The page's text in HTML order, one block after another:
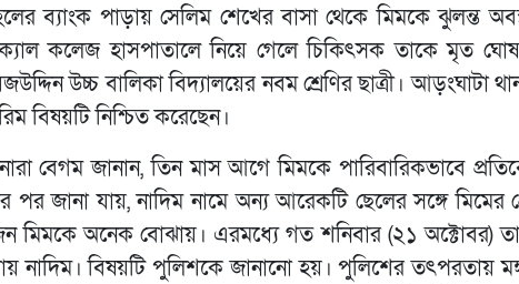
ব্যাংক পাড়ায় সেলিম শেখের বাসা থেকে মিমকে ঝুলন্ত
কলেজ হাসপাতালে নিয়ে গেলে চিকিৎসক তাকে মৃত
উচ্চ বালিকা বিদ্যালয়ের নবম শ্রেণির ছাত্রী। আড়ংঘাটা
বিষয়টি নিশ্চিত করেছেন।
বেগম জানান, তিন মাস আগে মিমকে পারিবারিকভাবে
পর জানা যায়, নাদিম নামে অন্য আরেকটি ছেলের সঙ্গে মিমের
মিমকে অনেক বোঝায়। এরমধ্যে গত শনিবার (২১ অক্টোবর)
নাদিম। বিষয়টি পুলিশকে জানানো হয়। পুলিশের তৎপরতায়